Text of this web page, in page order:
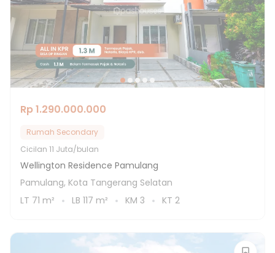
Rp 1.290.000.000
Rumah Secondary
Cicilan 11 Juta/bulan
Wellington Residence Pamulang
Pamulang, Kota Tangerang Selatan
LT 71 m² LB 117 m² KM 3 KT 2